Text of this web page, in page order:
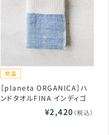
［planeta ORGANICA］ハ
ンドタオルFINA インディゴ
¥2,420 （税込）